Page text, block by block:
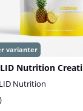
Nutrition